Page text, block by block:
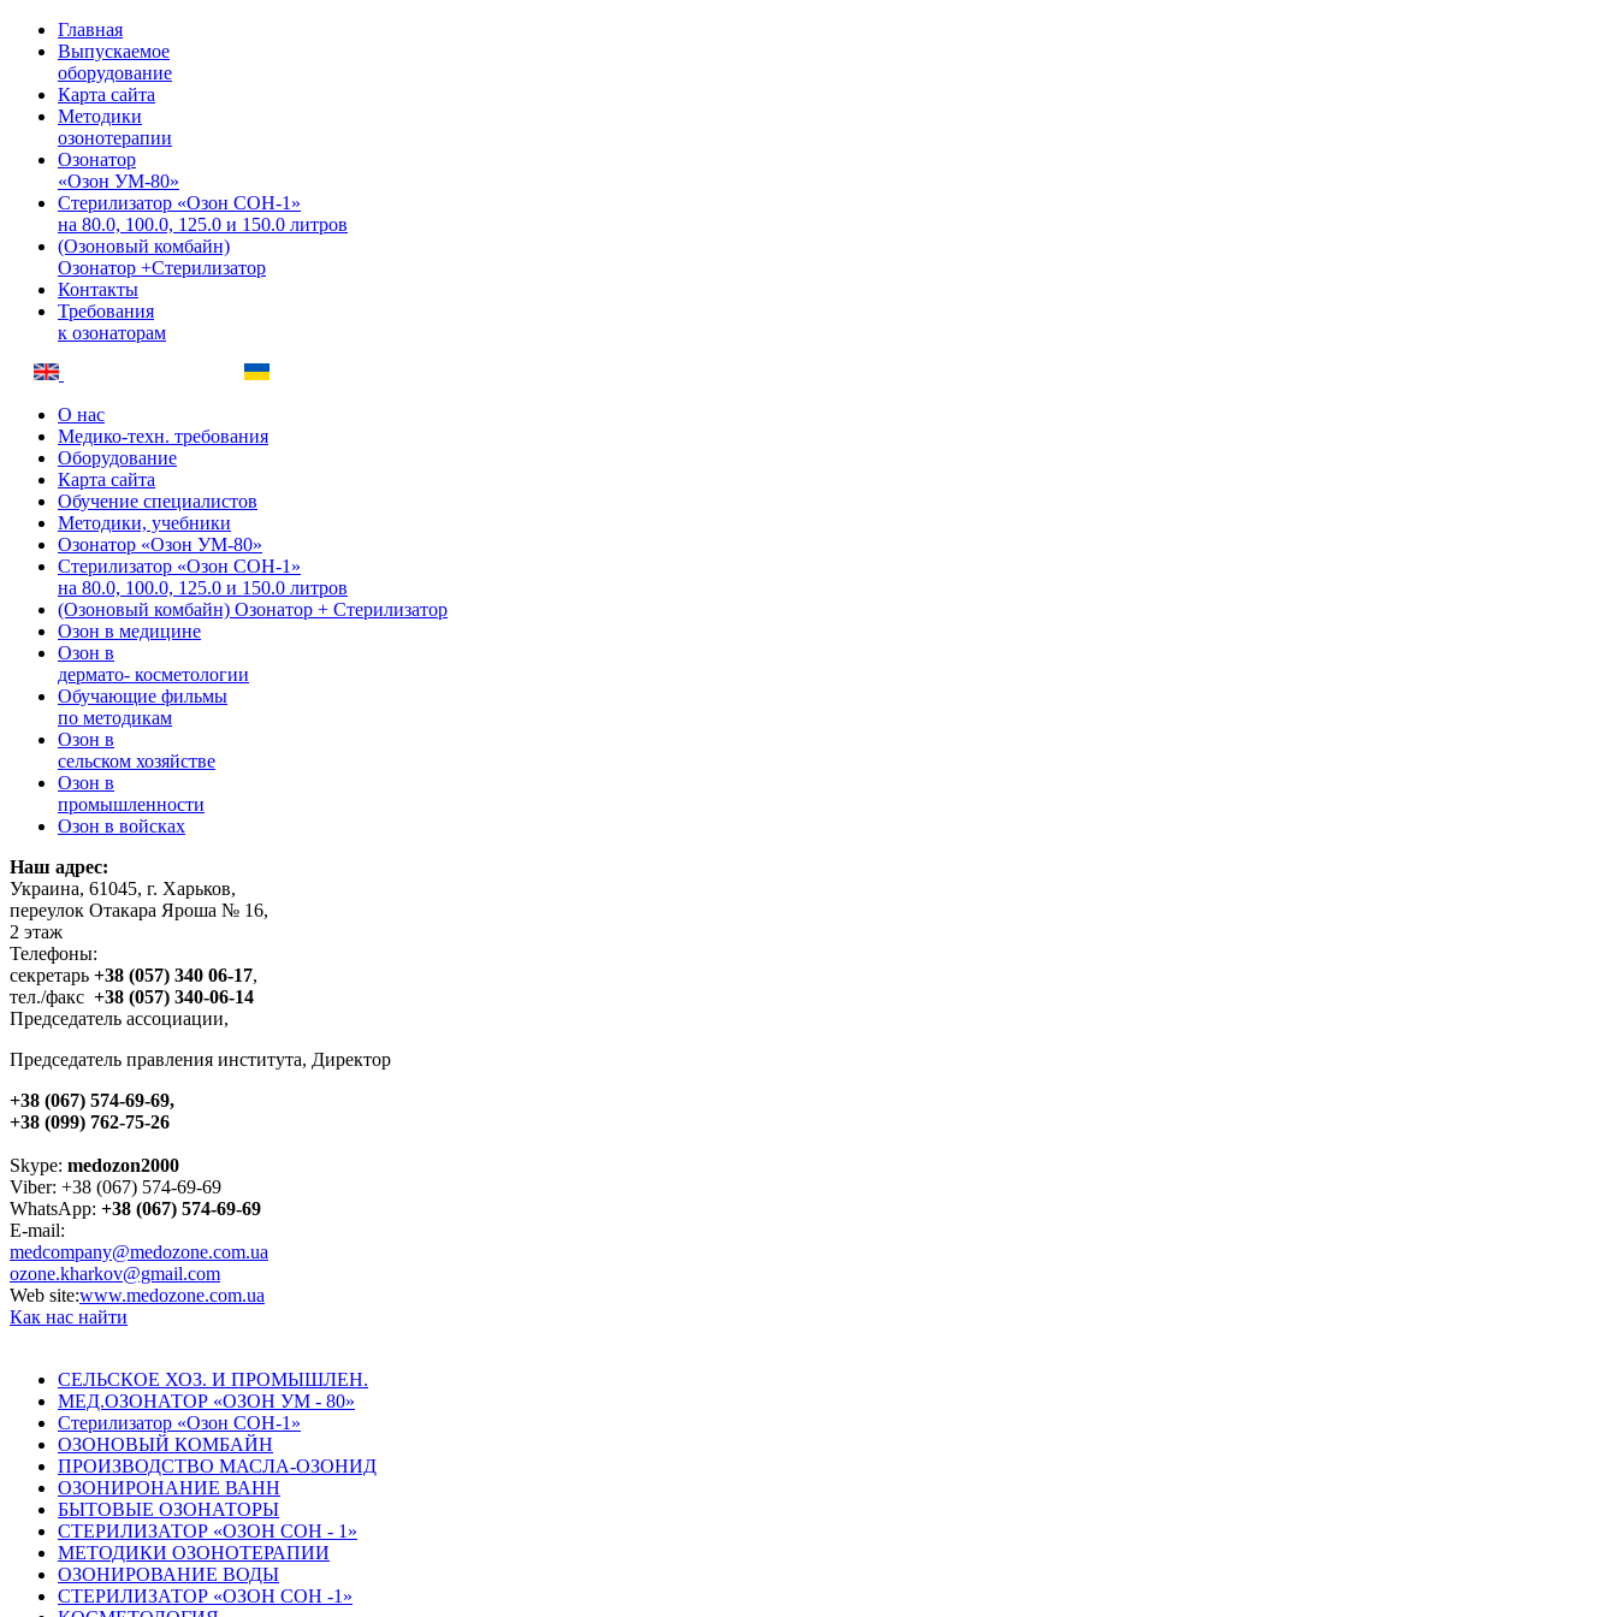
Главная
Выпускаемое
оборудование
Карта сайта
Методики
озонотерапии
Озонатор
«Озон УМ-80»
Стерилизатор «Озон СОН-1»
на 80.0, 100.0, 125.0 и 150.0 литров
(Озоновый комбайн)
Озонатор +Стерилизатор
Контакты
Требования
к озонаторам
О нас
Медико-техн. требования
Оборудование
Карта сайта
Обучение специалистов
Методики, учебники
Озонатор «Озон УМ-80»
Стерилизатор «Озон СОН-1»
на 80.0, 100.0, 125.0 и 150.0 литров
(Озоновый комбайн) Озонатор + Стерилизатор
Озон в медицине
Озон в
дермато- косметологии
Обучающие фильмы
по методикам
Озон в
сельском хозяйстве
Озон в
промышленности
Озон в войсках
Наш адрес:
Украина, 61045, г. Харьков,
переулок Отакара Яроша № 16,
2 этаж
Телефоны:
секретарь +38 (057) 340 06-17,
тел./факс +38 (057) 340-06-14
Председатель ассоциации,
Председатель правления института, Директор
+38 (067) 574-69-69,
+38 (099) 762-75-26
Skype: medozon2000
Viber: +38 (067) 574-69-69
WhatsApp: +38 (067) 574-69-69
E-mail:
medcompany@medozone.com.ua
ozone.kharkov@gmail.com
Web site:www.medozone.com.ua
Как нас найти
СЕЛЬСКОЕ ХОЗ. И ПРОМЫШЛЕН.
МЕД.ОЗОНАТОР «ОЗОН УМ - 80»
Стерилизатор «Озон СОН-1»
ОЗОНОВЫЙ КОМБАЙН
ПРОИЗВОДСТВО МАСЛА-ОЗОНИД
ОЗОНИРОНАНИЕ ВАНН
БЫТОВЫЕ ОЗОНАТОРЫ
СТЕРИЛИЗАТОР «ОЗОН СОН - 1»
МЕТОДИКИ ОЗОНОТЕРАПИИ
ОЗОНИРОВАНИЕ ВОДЫ
СТЕРИЛИЗАТОР «ОЗОН СОН -1»